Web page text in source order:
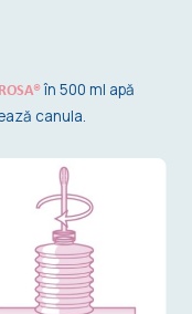
ROSA®în 500 ml apă
canula.